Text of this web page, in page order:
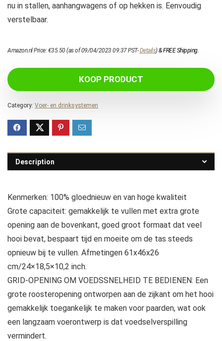
nu in stallen, aanhangwagens of op hekken is. Eenvoudig
verstelbaar.
Amazon.nl Price:€35.50(as of 09/04/2023 09:37 PST-Details)&FREE Shipping.
KOOP PRODUCT
Category: Voer- en drinksystemen
Description
Kenmerken: 100% gloednieuw en van hoge kwaliteit
Grote capaciteit: gemakkelijk te vullen met extra grote
opening aan de bovenkant, goed groot formaat dat veel
hooi bevat, bespaart tijd en moeite om de tas steeds
opnieuw bij te vullen. Afmetingen 61x46x26
cm/24×18,5×10,2 inch.
GRID-OPENING OM VOEDSSNELHEID TE BEDIENEN: Een
grote roosteropening ontworpen aan de zijkant om het hooi
gemakkelijk toegankelijk te maken voor paarden, wat ook
een langzaam voerontwerp is dat voedselverspilling
vermindert.